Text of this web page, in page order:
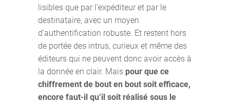
lisibles que par l’expéditeur et par le
destinataire, avec un moyen
d’authentification robuste. Et restent hors
de portée des intrus, curieux et même des
éditeurs qui ne peuvent donc avoir accès à
la donnée en clair. Mais pour que ce
chiffrement de bout en bout soit efficace,
encore faut-il qu’il soit réalisé sous le